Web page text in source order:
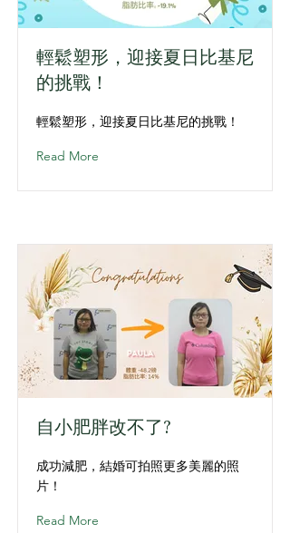
輕鬆塑形，迎接夏日比基尼
的挑戰！
輕鬆塑形，迎接夏日比基尼的挑戰！
Read More
自小肥胖改不了?
成功減肥，結婚可拍照更多美麗的照
片！
Read More